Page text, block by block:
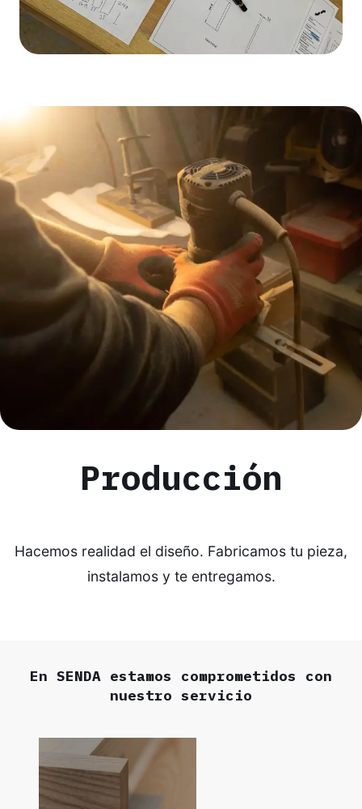
Producción
Hacemos realidad el diseño. Fabricamos tu pieza,
instalamos y te entregamos.
En SENDA estamos comprometidos con
nuestro servicio